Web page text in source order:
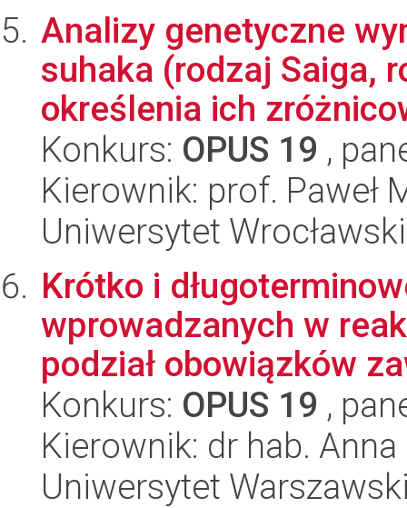
Analizy genetyczne
suhaka (rodzaj Saiga,
określenia ich
Konkurs: OPUS 19 ,
Kierownik: prof. Paweł
Uniwersytet
Krótko i
wprowadzanych w
podział obowiązków
Konkurs: OPUS 19 ,
Kierownik: dr hab.
Uniwersytet